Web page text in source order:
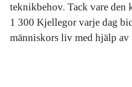
teknikbehov. Tack vare den
1 300 Kjellegor varje dag
människors liv med hjälp